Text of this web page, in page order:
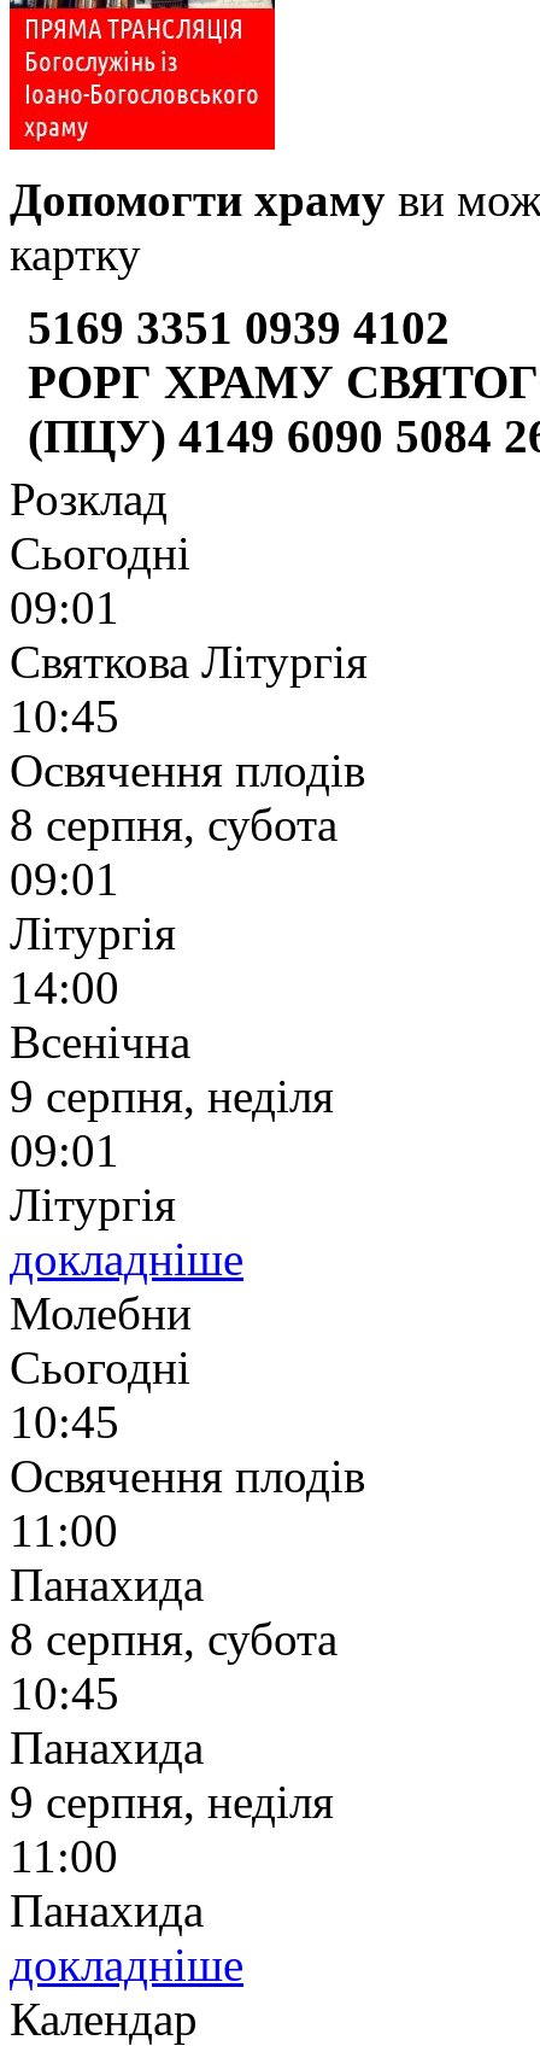
Допомогти храму ви
картку
5169 3351 0939 4102
РОРГ ХРАМУ
(ПЦУ) 4149 6090 5084
Розклад
Сьогодні
09:01
Святкова Літургія
10:45
Освячення плодів
8 серпня, субота
09:01
Літургія
14:00
Всенічна
9 серпня, неділя
09:01
Літургія
докладніше
Молебни
Сьогодні
10:45
Освячення плодів
11:00
Панахида
8 серпня, субота
10:45
Панахида
9 серпня, неділя
11:00
Панахида
докладніше
Календар